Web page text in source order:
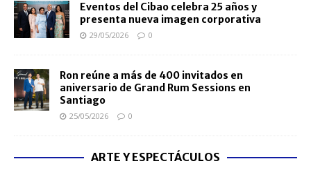
Eventos del Cibao celebra 25 años y
presenta nueva imagen corporativa
29/05/2026 0
Ron reúne a más de 400 invitados en
aniversario de Grand Rum Sessions en
Santiago
25/05/2026 0
ARTE Y ESPECTÁCULOS